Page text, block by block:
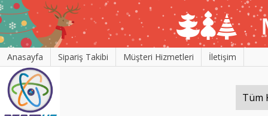
Anasayfa Sipariş Takibi Müşteri Hizmetleri İletişim